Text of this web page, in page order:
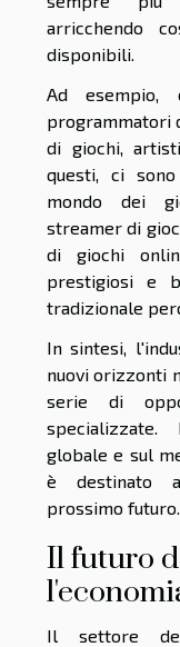
arricchendo
disponibili.
Ad esempio,
programmatori
di giochi,
questi, ci
mondo dei
streamer di
di giochi
prestigiosi e
tradizionale
In sintesi,
nuovi orizzonti
serie di
globale e sul
è destinato
prossimo futuro.
Il futuro
Il settore